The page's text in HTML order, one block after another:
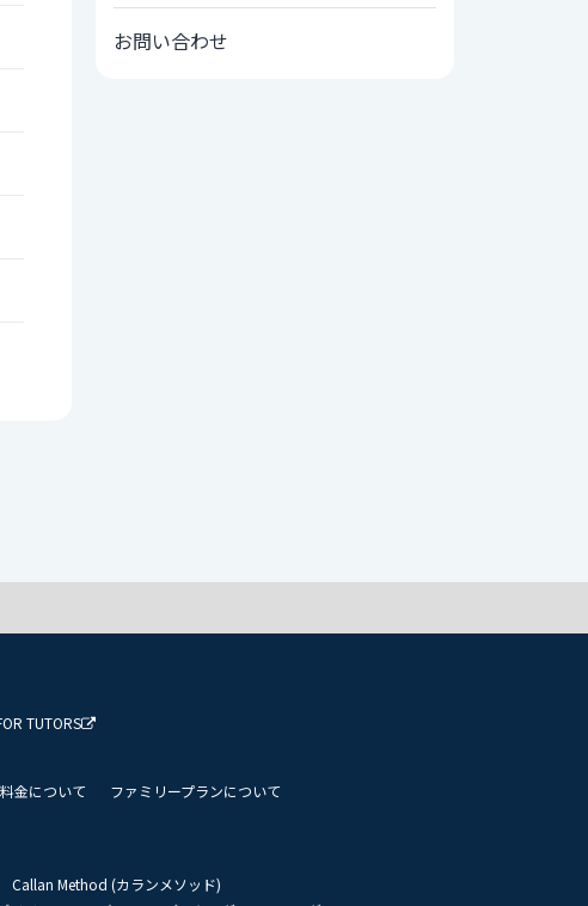
お問い合わせ
TUTORS
料金について
ファミリープランについて
Callan Method (カランメソッド)